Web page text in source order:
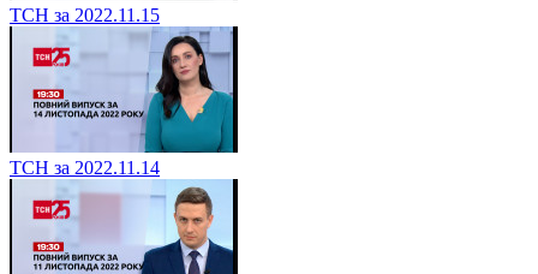
ТСН за 2022.11.15
ТСН за 2022.11.14